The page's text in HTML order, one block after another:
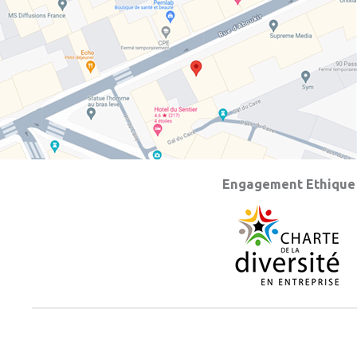
Engagement Ethique